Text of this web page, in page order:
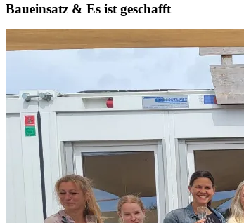
Baueinsatz & Es ist geschafft